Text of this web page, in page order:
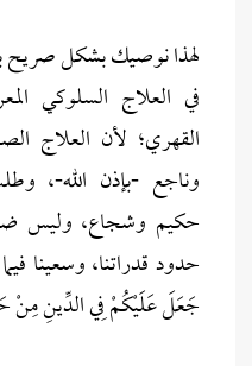
لهذا نوصيك بشكل صريح
في العلاج السلوكي
القهري؛ لأن العلاج
وناجع -بإذن الله-،
حكيم وشجاع، وليس
حدود قدراتنا، وسعينا
جَعَلَ عَلَيْكُمْ فِي الدِّينِ مِنْ